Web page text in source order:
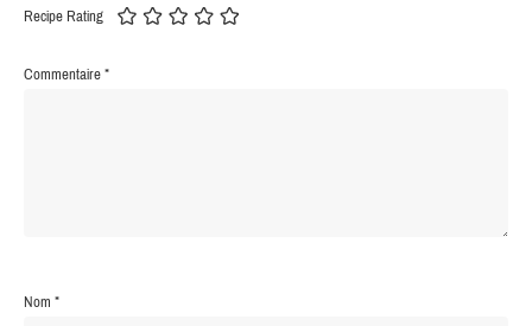
Recipe Rating
Commentaire*
Nom*